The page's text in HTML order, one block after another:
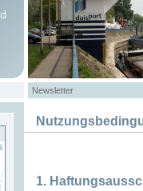
Newsletter
1.